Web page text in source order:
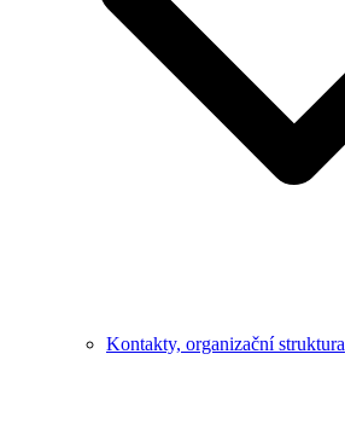
Kontakty, organizační struktura